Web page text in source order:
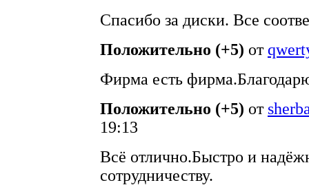
Спасибо за диски. Все
Положительно (+5) от
Фирма есть
Положительно (+5) от
19:13
Всё отлично.Быстро и
сотрудничеству.